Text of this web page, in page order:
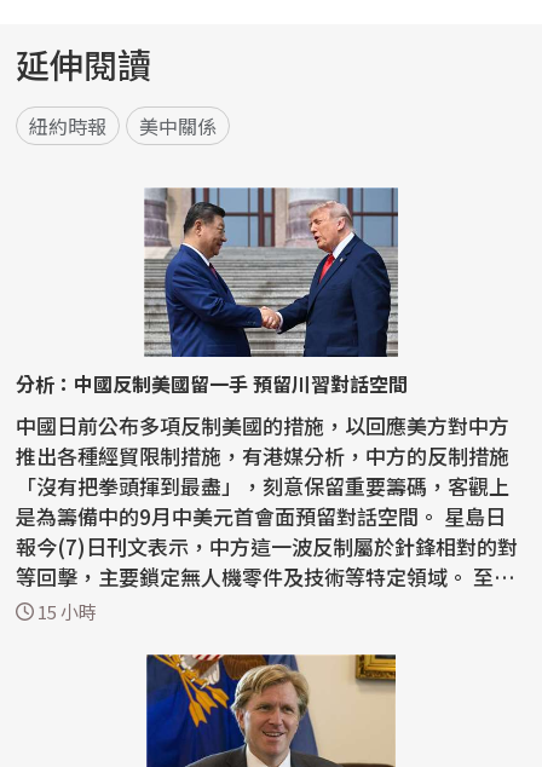
延伸閱讀
紐約時報 美中關係
分析：中國反制美國留一手 預留川習對話空間
中國日前公布多項反制美國的措施，以回應美方對中方
推出各種經貿限制措施，有港媒分析，中方的反制措施
「沒有把拳頭揮到最盡」，刻意保留重要籌碼，客觀上
是為籌備中的9月中美元首會面預留對話空間。 星島日
報今(7)日刊文表示，中方這一波反制屬於針鋒相對的對
等回擊，主要鎖定無人機零件及技術等特定領域。 至於
稀土...
15 小時